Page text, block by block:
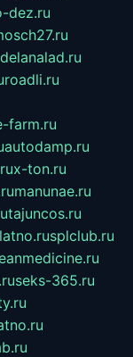
dez.ru
delanalad.ru
roadli.ru
farm.ru
autodamp.ru
x-ton.ru
manunae.ru
tajuncos.ru
splclub.ru
seks-365.ru